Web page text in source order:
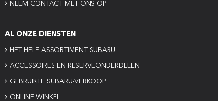
NEEM CONTACT MET ONS OP
AL ONZE DIENSTEN
HET HELE ASSORTIMENT SUBARU
ACCESSOIRES EN RESERVEONDERDELEN
GEBRUIKTE SUBARU-VERKOOP
ONLINE WINKEL